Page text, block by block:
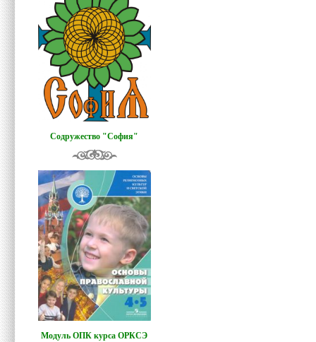
Содружество "София"
Модуль ОПК курса ОРКСЭ